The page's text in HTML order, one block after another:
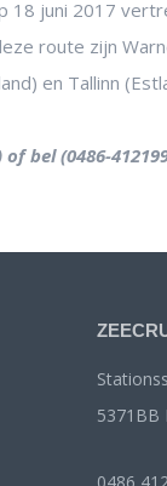
18 juni 2017
route zijn
en Tallinn
bel (0486-
5371BB